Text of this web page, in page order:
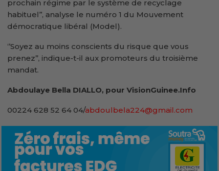
prochain régime par le système de recyclage
habituel’’, analyse le numéro 1 du Mouvement
démocratique libéral (Model).
‘’Soyez au moins conscients du risque que vous
prenez’’, indique-t-il aux promoteurs du troisième
mandat.
Abdoulaye Bella DIALLO, pour VisionGuinee.Info
00224 628 52 64 04/abdoulbela224@gmail.com